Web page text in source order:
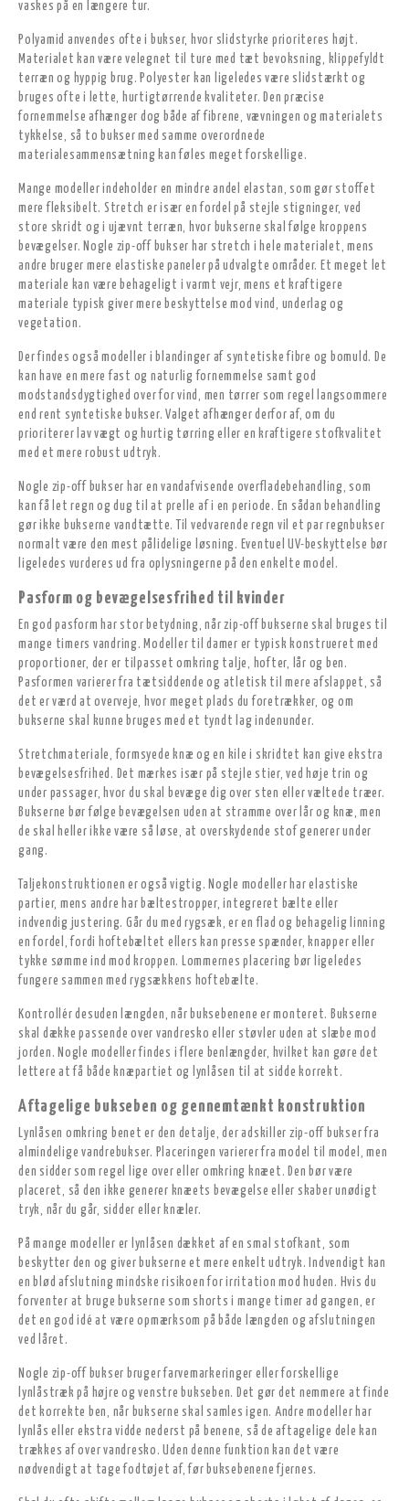
vaskes på en længere tur.
Polyamid anvendes ofte i bukser, hvor slidstyrke prioriteres højt.
Materialet kan være velegnet til ture med tæt bevoksning, klippefyldt
terræn og hyppig brug. Polyester kan ligeledes være slidstærkt og
bruges ofte i lette, hurtigtørrende kvaliteter. Den præcise
fornemmelse afhænger dog både af fibrene, vævningen og materialets
tykkelse, så to bukser med samme overordnede
materialesammensætning kan føles meget forskellige.
Mange modeller indeholder en mindre andel elastan, som gør stoffet
mere fleksibelt. Stretch er især en fordel på stejle stigninger, ved
store skridt og i ujævnt terræn, hvor bukserne skal følge kroppens
bevægelser. Nogle zip-off bukser har stretch i hele materialet, mens
andre bruger mere elastiske paneler på udvalgte områder. Et meget let
materiale kan være behageligt i varmt vejr, mens et kraftigere
materiale typisk giver mere beskyttelse mod vind, underlag og
vegetation.
Der findes også modeller i blandinger af syntetiske fibre og bomuld. De
kan have en mere fast og naturlig fornemmelse samt god
modstandsdygtighed over for vind, men tørrer som regel langsommere
end rent syntetiske bukser. Valget afhænger derfor af, om du
prioriterer lav vægt og hurtig tørring eller en kraftigere stofkvalitet
med et mere robust udtryk.
Nogle zip-off bukser har en vandafvisende overfladebehandling, som
kan få let regn og dug til at prelle af i en periode. En sådan behandling
gør ikke bukserne vandtætte. Til vedvarende regn vil et par regnbukser
normalt være den mest pålidelige løsning. Eventuel UV-beskyttelse bør
ligeledes vurderes ud fra oplysningerne på den enkelte model.
Pasform og bevægelsesfrihed til kvinder
En god pasform har stor betydning, når zip-off bukserne skal bruges til
mange timers vandring. Modeller til damer er typisk konstrueret med
proportioner, der er tilpasset omkring talje, hofter, lår og ben.
Pasformen varierer fra tætsiddende og atletisk til mere afslappet, så
det er værd at overveje, hvor meget plads du foretrækker, og om
bukserne skal kunne bruges med et tyndt lag indenunder.
Stretchmateriale, formsyede knæ og en kile i skridtet kan give ekstra
bevægelsesfrihed. Det mærkes især på stejle stier, ved høje trin og
under passager, hvor du skal bevæge dig over sten eller væltede træer.
Bukserne bør følge bevægelsen uden at stramme over lår og knæ, men
de skal heller ikke være så løse, at overskydende stof generer under
gang.
Taljekonstruktionen er også vigtig. Nogle modeller har elastiske
partier, mens andre har bæltestropper, integreret bælte eller
indvendig justering. Går du med rygsæk, er en flad og behagelig linning
en fordel, fordi hoftebæltet ellers kan presse spænder, knapper eller
tykke sømme ind mod kroppen. Lommernes placering bør ligeledes
fungere sammen med rygsækkens hoftebælte.
Kontrollér desuden længden, når buksebenene er monteret. Bukserne
skal dække passende over vandresko eller støvler uden at slæbe mod
jorden. Nogle modeller findes i flere benlængder, hvilket kan gøre det
lettere at få både knæpartiet og lynlåsen til at sidde korrekt.
Aftagelige bukseben og gennemtænkt konstruktion
Lynlåsen omkring benet er den detalje, der adskiller zip-off bukser fra
almindelige vandrebukser. Placeringen varierer fra model til model, men
den sidder som regel lige over eller omkring knæet. Den bør være
placeret, så den ikke generer knæets bevægelse eller skaber unødigt
tryk, når du går, sidder eller knæler.
På mange modeller er lynlåsen dækket af en smal stofkant, som
beskytter den og giver bukserne et mere enkelt udtryk. Indvendigt kan
en blød afslutning mindske risikoen for irritation mod huden. Hvis du
forventer at bruge bukserne som shorts i mange timer ad gangen, er
det en god idé at være opmærksom på både længden og afslutningen
ved låret.
Nogle zip-off bukser bruger farvemarkeringer eller forskellige
lynlåstræk på højre og venstre bukseben. Det gør det nemmere at finde
det korrekte ben, når bukserne skal samles igen. Andre modeller har
lynlås eller ekstra vidde nederst på benene, så de aftagelige dele kan
trækkes af over vandresko. Uden denne funktion kan det være
nødvendigt at tage fodtøjet af, før buksebenene fjernes.